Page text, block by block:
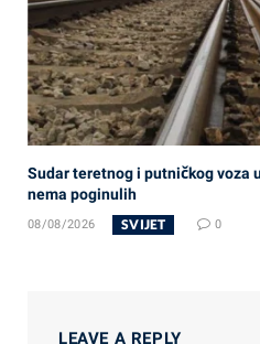
Sudar teretnog i putničkog voza
nema poginulih
08/08/2026 SVIJET 0
LEAVE A REPLY